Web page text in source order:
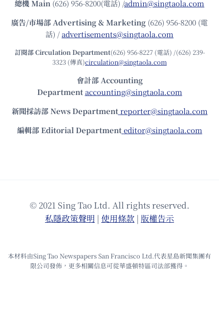
總機Main (626) 956-8200(電話) /admin@singtaola.com
廣告/市場部Advertising & Marketing (626) 956-8200 (電
話) /advertisements@singtaola.com
訂閱部 Circulation Department(626) 956-8227 (電話) /(626) 239-
3323 (傳真)circulation@singtaola.com
會計部 Accounting
Department accounting@singtaola.com
新聞採訪部 News Department reporter@singtaola.com
編輯部 Editorial Department editor@singtaola.com
© 2021 Sing Tao Ltd. All rights reserved.
私隱政策聲明 | 使⽤條款 | 版權告⽰
本材料由Sing Tao Newspapers San Francisco Ltd.代表星島新聞集團有
限公司發佈，更多相關信息可從華盛頓特區司法部獲得。